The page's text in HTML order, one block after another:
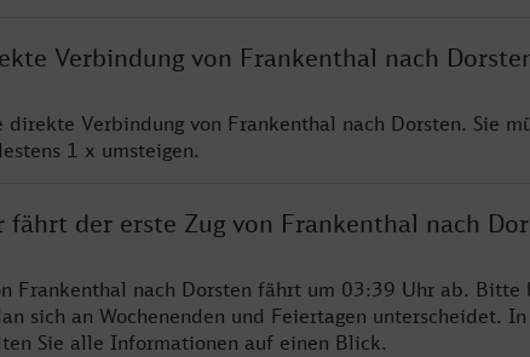
Verbindung von Frankenthal nach
Verbindung von Frankenthal nach Dorsten. Sie
1 x umsteigen.
fährt der erste Zug von Frankenthal nach
Frankenthal nach Dorsten fährt um 03:39 Uhr ab. Bitte
sich an Wochenenden und Feiertagen unterscheidet.
Sie alle Informationen auf einen Blick.